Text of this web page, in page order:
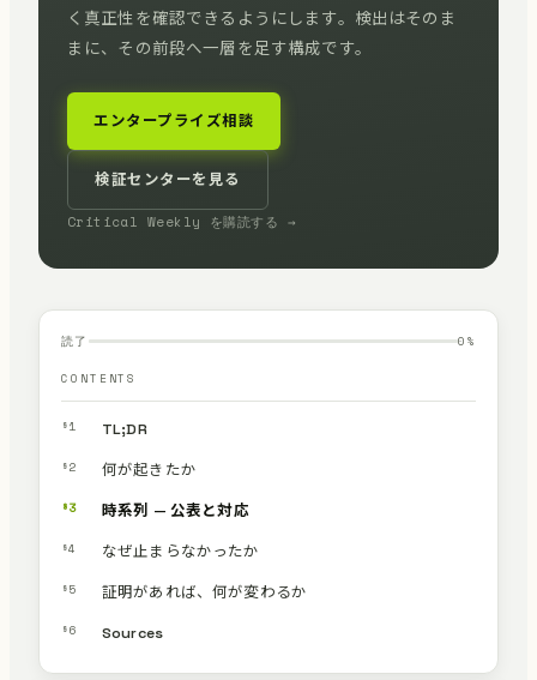
く真正性を確認できるようにします。検出はそのま
まに、その前段へ一層を足す構成です。
エンタープライズ相談
検証センターを見る
Critical Weekly を購読する →
読了 0 %
CONTENTS
§1 TL;DR
§2 何が起きたか
§3 時系列 — 公表と対応
§4 なぜ止まらなかったか
§5 証明があれば、何が変わるか
§6 Sources